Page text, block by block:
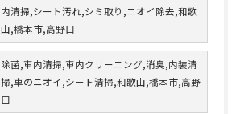
内清掃,シート汚れ,シミ取り,ニオイ除去,和歌
山,橋本市,高野口
除菌,車内清掃,車内クリーニング,消臭,内装清
掃,車のニオイ,シート清掃,和歌山,橋本市,高野
口